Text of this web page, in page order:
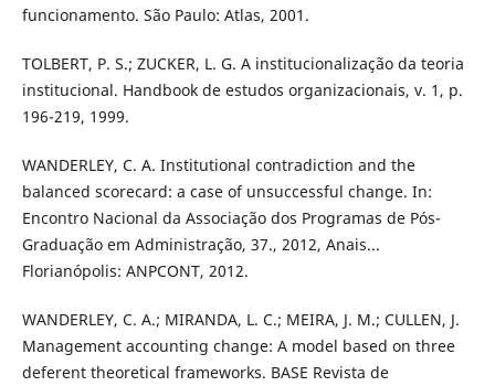
funcionamento. São Paulo: Atlas, 2001.
TOLBERT, P. S.; ZUCKER, L. G. A institucionalização da teoria
institucional. Handbook de estudos organizacionais, v. 1, p.
196-219, 1999.
WANDERLEY, C. A. Institutional contradiction and the
balanced scorecard: a case of unsuccessful change. In:
Encontro Nacional da Associação dos Programas de Pós-
Graduação em Administração, 37., 2012, Anais...
Florianópolis: ANPCONT, 2012.
WANDERLEY, C. A.; MIRANDA, L. C.; MEIRA, J. M.; CULLEN, J.
Management accounting change: A model based on three
deferent theoretical frameworks. BASE Revista de